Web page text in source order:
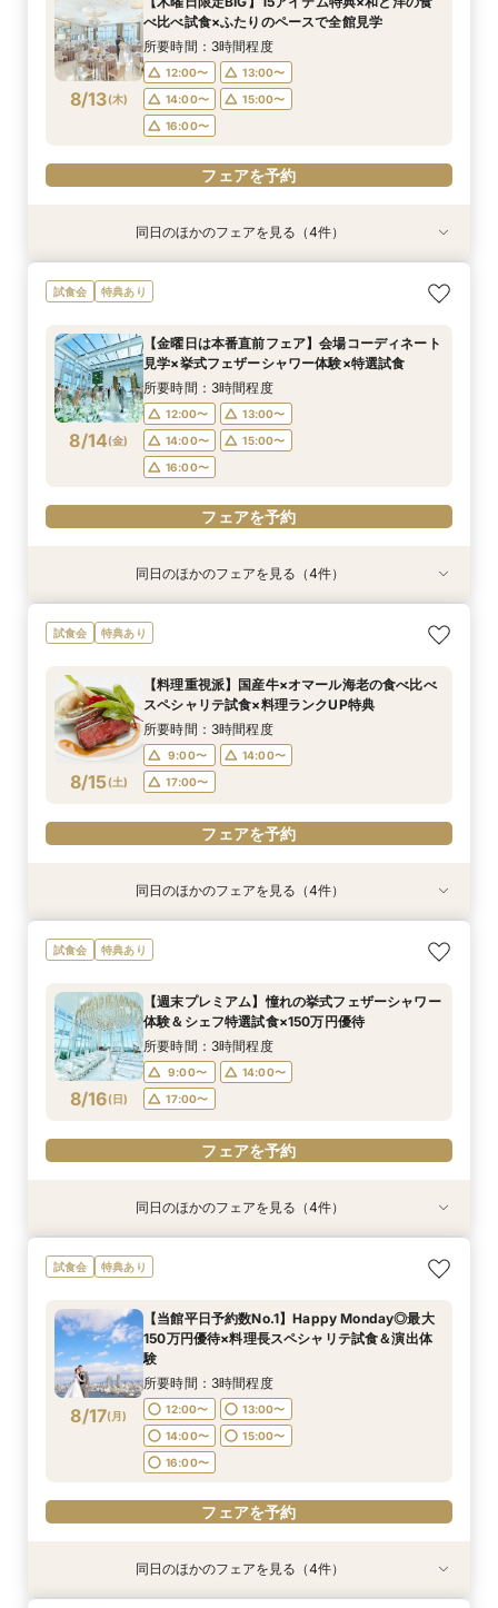
8/13(木)
べ比べ試食×ふたりのペースで全館見学
所要時間：3時間程度
12:00〜
13:00〜
14:00〜
15:00〜
16:00〜
フェアを予約
特典あり
8/13 (木)
【17時以降】お仕事帰りやテーマパーク帰りに夜
景×スペシャリテ試食
17:00〜
17:30〜
18:00〜
フェアを予約
特典あり
8/13 (木)
【初めて式場見学のおふたり】即決なしで安心＆
お気軽×シェフ特選試食
12:00〜
13:00〜
14:00〜
15:00〜
16:00〜
フェアを予約
特典あり
8/13 (木)
2名様からOK【少人数で結婚式】アットホームウ
エディング相談会
12:00〜
14:00〜
16:00〜
フェアを予約
特典あり
8/13 (木)
【愛犬と叶えるペット婚】リングドッグ＆足形ス
タンプ×厳選試食＆20万円分のワンちゃん優待
12:00〜
14:00〜
16:00〜
フェアを予約
同日のほかのフェアを見る（4件）
試食会 特典あり
8/14(金)
【金曜日は本番直前フェア】会場コーディネート
見学×挙式フェザーシャワー体験×特選試食
所要時間：3時間程度
12:00〜
13:00〜
14:00〜
15:00〜
16:00〜
フェアを予約
特典あり
8/14(金)
【17時以降】お仕事帰りやテーマパーク帰りに夜
景×スペシャリテ試食
17:00〜
17:30〜
18:00〜
フェアを予約
特典あり
8/14(金)
【初めて式場見学のおふたり】即決なしで安心＆
お気軽×シェフ特選試食
12:00〜
13:00〜
14:00〜
15:00〜
16:00〜
特典あり
8/14(金)
2名様からOK【少人数で結婚式】アットホームウ
エディング相談会
12:00〜
14:00〜
16:00〜
フェアを予約
特典あり
8/14(金)
【愛犬と叶えるペット婚】リングドッグ＆足形ス
タンプ×厳選試食＆20万円分のワンちゃん優待
12:00〜
14:00〜
16:00〜
フェアを予約
同日のほかのフェアを見る（4件）
試食会 特典あり
8/15(土)
【料理重視派】国産牛×オマール海老の食べ比べ
スペシャリテ試食×料理ランクUP特典
所要時間：3時間程度
9:00〜
14:00〜
17:00〜
フェアを予約
特典あり
8/15( 土)
2名様からOK【少人数で結婚式】アットホームウ
エディング相談会
9:00〜
14:00〜
17:00〜
フェアを予約
特典あり
8/15( 土)
【愛犬と叶えるペット婚】リングドッグ＆足形ス
タンプ×厳選試食＆20万円分のワンちゃん優待
9:00〜
14:00〜
17:00〜
フェアを予約
特典あり
8/15( 土)
【17時以降】お仕事帰りやテーマパーク帰りに夜
景×スペシャリテ試食
17:00〜
17:30〜
18:00〜
フェアを予約
特典あり
8/15( 土)
【初めて式場見学のおふたり】即決なしで安心＆
お気軽×シェフ特選試食
9:00〜
14:00〜
17:00〜
フェアを予約
同日のほかのフェアを見る（4件）
試食会 特典あり
8/16(日)
【週末プレミアム】憧れの挙式フェザーシャワー
体験＆シェフ特選試食×150万円優待
所要時間：3時間程度
9:00〜
14:00〜
17:00〜
フェアを予約
特典あり
8/16(日)
2名様からOK【少人数で結婚式】アットホームウ
エディング相談会
9:00〜
14:00〜
フェアを予約
特典あり
8/16(日)
【愛犬と叶えるペット婚】リングドッグ＆足形ス
タンプ×厳選試食＆20万円分のワンちゃん優待
9:00〜
14:00〜
フェアを予約
特典あり
8/16(日)
【17時以降】お仕事帰りやテーマパーク帰りに夜
景×スペシャリテ試食
17:00〜
17:30〜
フェアを予約
特典あり
8/16(日)
【初めて式場見学のおふたり】即決なしで安心＆
お気軽×シェフ特選試食
9:00〜
14:00〜
フェアを予約
同日のほかのフェアを見る（4件）
試食会 特典あり
8/17(月)
【当館平日予約数No.1】Happy Monday◎最大
150万円優待×料理長スペシャリテ試食＆演出体
験
所要時間：3時間程度
12:00〜
13:00〜
14:00〜
15:00〜
16:00〜
フェアを予約
特典あり
特典あり
特典あり
特典あり同日のほかのフェアを見る（4件）